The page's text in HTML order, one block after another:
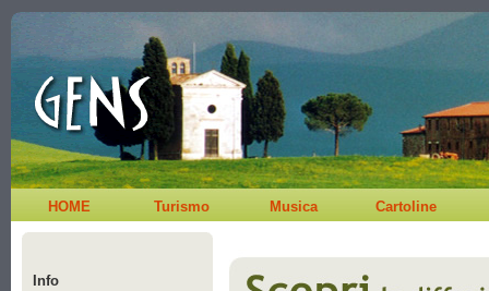
HOME Turismo Musica Cartoline
Info